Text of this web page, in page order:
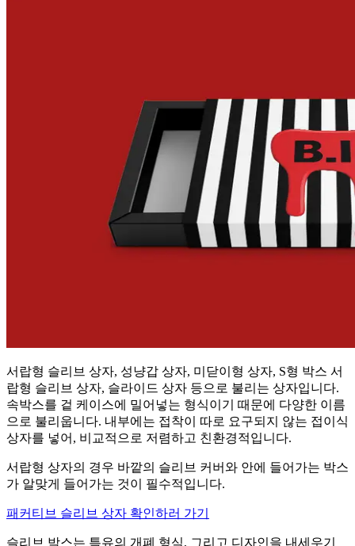
서랍형 슬리브 상자, 성냥갑 상자, 미닫이형 상자, S형 박스 서
랍형 슬리브 상자, 슬라이드 상자 등으로 불리는 상자입니다.
속박스를 겉 케이스에 밀어넣는 형식이기 때문에 다양한 이름
으로 불리웁니다. 내부에는 접착이 따로 요구되지 않는 접이식
상자를 넣어, 비교적으로 저렴하고 친환경적입니다.
서랍형 상자의 경우 바깥의 슬리브 커버와 안에 들어가는 박스
가 알맞게 들어가는 것이 필수적입니다.
패커티브 슬리브 상자 확인하러 가기
슬리브 박스는 특유의 개폐 형식, 그리고 디자인을 내세우기